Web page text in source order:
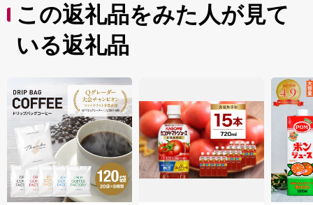
この返礼品をみた人が見て
いる返礼品